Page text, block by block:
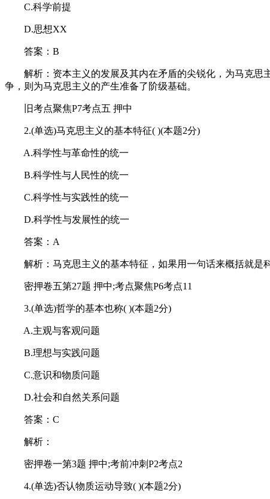
C.科学前提
D.思想XX
答案：B
解析：资本主义的发展及其内在矛盾的尖锐化，为马克思
争，则为马克思主义的产生准备了阶级基础。
旧考点聚焦P7考点五 押中
2.(单选)马克思主义的基本特征( )(本题2分)
A.科学性与革命性的统一
B.科学性与人民性的统一
C.科学性与实践性的统一
D.科学性与发展性的统一
答案：A
解析：马克思主义的基本特征，如果用一句话来概括就是科
密押卷五第27题 押中;考点聚焦P6考点11
3.(单选)哲学的基本也称( )(本题2分)
A.主观与客观问题
B.理想与实践问题
C.意识和物质问题
D.社会和自然关系问题
答案：C
解析：
密押卷一第3题 押中;考前冲刺P2考点2
4.(单选)否认物质运动导致( )(本题2分)